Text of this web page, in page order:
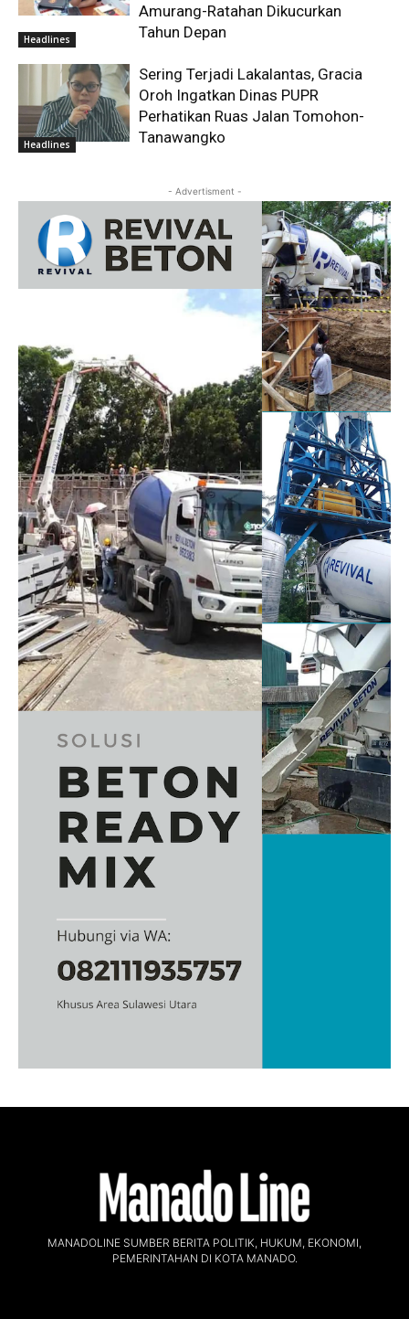
Headlines
Amurang-Ratahan Dikucurkan
Tahun Depan
Headlines
Sering Terjadi Lakalantas, Gracia
Oroh Ingatkan Dinas PUPR
Perhatikan Ruas Jalan Tomohon-
Tanawangko
- Advertisment -
MANADOLINE SUMBER BERITA POLITIK, HUKUM, EKONOMI,
PEMERINTAHAN DI KOTA MANADO.